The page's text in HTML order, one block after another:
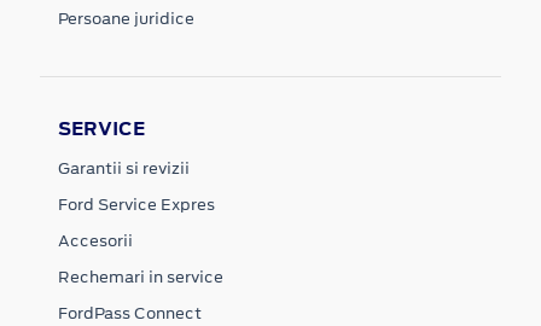
Persoane juridice
SERVICE
Garantii si revizii
Ford Service Expres
Accesorii
Rechemari in service
FordPass Connect